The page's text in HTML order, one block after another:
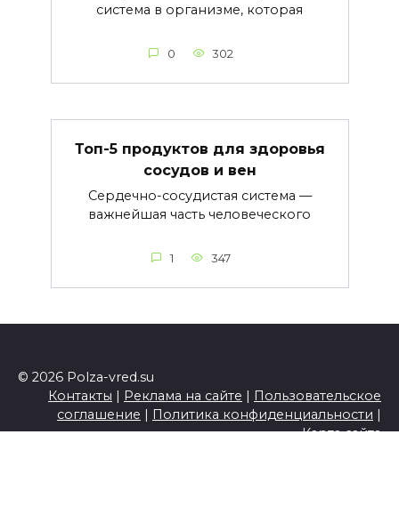
система в организме, которая
0 302
Топ-5 продуктов для здоровья
сосудов и вен
Сердечно-сосудистая система —
важнейшая часть человеческого
1 347
© 2026 Polza-vred.su
Контакты
Реклама на сайте
Пользовательское
соглашение
Политика конфиденциальности
Карта сайта